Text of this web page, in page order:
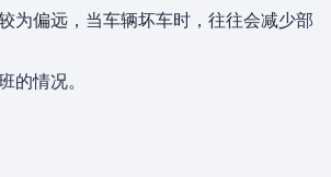
为偏远，当车辆坏车时，往往会减少部
的情况。